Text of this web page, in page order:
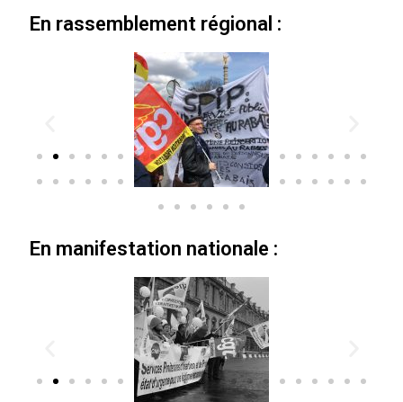
En rassemblement régional :
En manifestation nationale :